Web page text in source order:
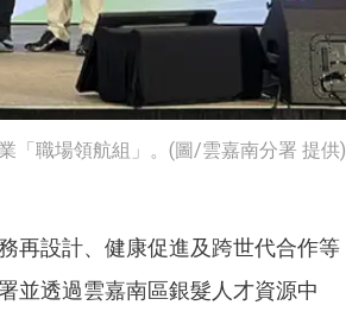
「職場領航組」。(圖/雲嘉南分署 提供)
再設計、健康促進及跨世代合作等
並透過雲嘉南區銀髮人才資源中